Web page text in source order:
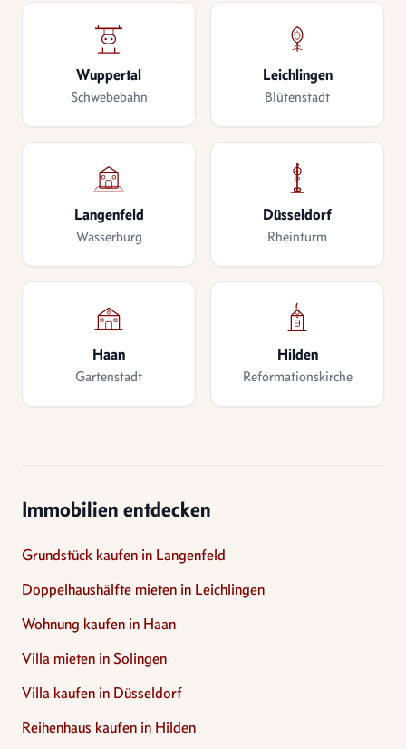
Wuppertal
Schwebebahn
Leichlingen
Blütenstadt
Langenfeld
Wasserburg
Düsseldorf
Rheinturm
Haan
Gartenstadt
Hilden
Reformationskirche
Immobilien entdecken
Grundstück kaufen in Langenfeld
Doppelhaushälfte mieten in Leichlingen
Wohnung kaufen in Haan
Villa mieten in Solingen
Villa kaufen in Düsseldorf
Reihenhaus kaufen in Hilden